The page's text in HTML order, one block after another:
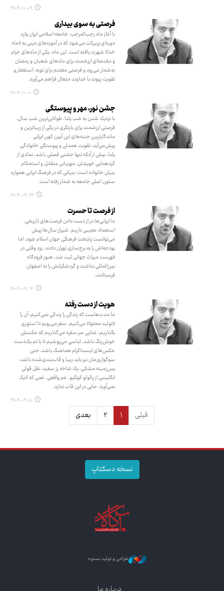
۱۴۰۴.۱۰.۰۹
فرصتی به سوی بیداری
با آغاز ماه رجب‌المرجب، جامعه اسلامی ایران وارد
دوره‌ای پربرکت می‌شود که در آموزه‌های دینی به «ماه
خدا» شهرت یافته است. این ماه، یکی از ماه‌های حرام
و مقدمه‌ای ارزشمند برای ماه‌های شعبان و رمضان
به‌شمار می‌رود و فرصتی مغتنم برای توبه، استغفار و
تقویت پیوند با خداوند متعال فراهم می‌آورد.
۱۴۰۴.۱۰.۰۱
جشن نور، مهر و پیوستگی
با نزدیک شدن به شب یلدا، طولانی‌ترین شب سال،
فرصتی ارزشمند برای بازنگری در یکی از زیباترین و
ماندگارترین جنبه‌های این آیین کهن ایرانی
پیش‌می‌آید: تقویت همدلی و پیوستگی خانوادگی.
یلدا، بیش از آنکه تنها جشنی فصلی باشد، نمادی از
گردهمایی خویشان، مهربانی متقابل و استحکام
بنیان خانواده است؛ بنیانی که در فرهنگ ایرانی همواره
ستون اصلی جامعه به شمار رفته است.
۱۴۰۴.۰۹.۲۴
از فرصت تا حسرت
ما ایرانی‌ها در از دست دادن فرصت‌های تاریخی،
استعداد عجیبی داریم. شیراز سال‌ها پیش
می‌توانست پایتخت فرهنگی جهان اسلام شود، اما
بودجه‌اش را به برج‌سازی تهران دادند. یزد وقتی در
فهرست میراث جهانی ثبت شد، هنوز فرودگاه
بین‌المللی نداشت و گردشگرانش را به اصفهان
فرستادند.
۱۴۰۴.۰۹.۱۷
هویت از دست رفته
ما مدت‌هاست که زندگی را زندگی نمی‌کنیم؛ آن را
«تولید محتوا» می‌کنیم. سفر می‌رویم تا استوری
بگذاریم، غذایی سر سفره می‌گذاریم که عکسش
خوش‌رنگ باشد، لباسی می‌پوشیم تا با تم یک‌دست
عکس‌های اینستاگرام هماهنگ باشد، حتی
سوگواری‌مان نیز باید زیبا و قاب‌بندی‌شده باشد:
پس‌زمینه‌ مشکی، یک شاخه رز سفید، نقل قولی
انگلیسی از پائولو کوئلیو. غم واقعی، غمی که لایک
نمی‌آورد، جایی در این قاب ندارد.
۱۴۰۴.۰۹.۱۰
قبلی ۱ ۲ بعدی
نسخه دسکتاپ
طراحی و تولید: نستوه